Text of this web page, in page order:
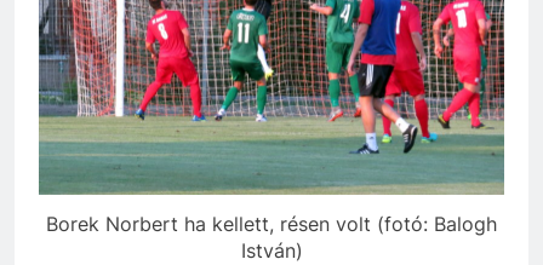
Borek Norbert ha kellett, résen volt (fotó: Balogh
István)